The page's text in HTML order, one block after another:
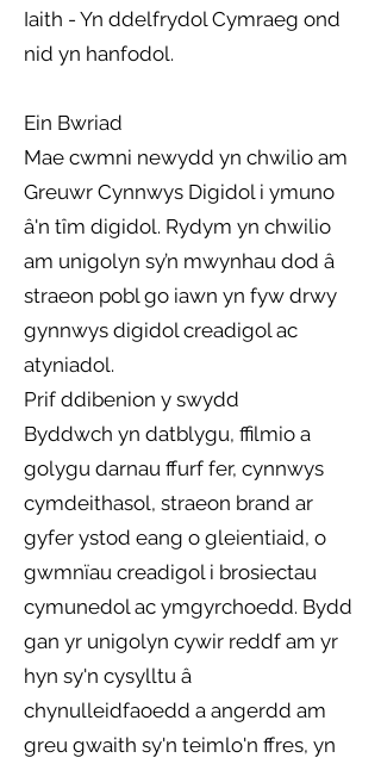
Iaith - Yn ddelfrydol Cymraeg ond
nid yn hanfodol.
Ein Bwriad
Mae cwmni newydd yn chwilio am
Greuwr Cynnwys Digidol i ymuno
â'n tîm digidol. Rydym yn chwilio
am unigolyn sy’n mwynhau dod â
straeon pobl go iawn yn fyw drwy
gynnwys digidol creadigol ac
atyniadol.
Prif ddibenion y swydd
Byddwch yn datblygu, ffilmio a
golygu darnau ffurf fer, cynnwys
cymdeithasol, straeon brand ar
gyfer ystod eang o gleientiaid, o
gwmnïau creadigol i brosiectau
cymunedol ac ymgyrchoedd. Bydd
gan yr unigolyn cywir reddf am yr
hyn sy'n cysylltu â
chynulleidfaoedd a angerdd am
greu gwaith sy'n teimlo'n ffres, yn